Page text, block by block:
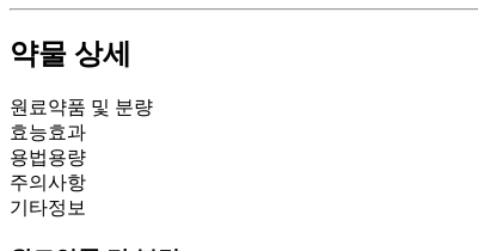
약물 상세
원료약품 및 분량
효능효과
용법용량
주의사항
기타정보